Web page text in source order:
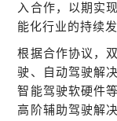
入合作，以期实
能化行业的持续发
根据合作协议，
驶、自动驾驶解
智能驾驶软硬件
高阶辅助驾驶解